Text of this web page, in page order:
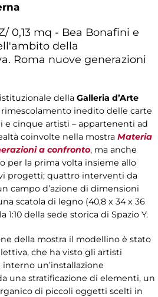
0,13 mq - Bea Bonafini e
della
Roma nuove generazioni
della Galleria d’Arte
inedito delle carte
e cinque artisti – appartenenti ad
coinvolte nella mostra Materia
a confronto, ma anche
per la prima volta insieme allo
progetti; quattro interventi da
campo d’azione di dimensioni
scatola di legno (40,8 x 34 x 36
1:10 della sede storica di Spazio Y.
della mostra il modellino è stato
che ha visto gli artisti
un’installazione
una stratificazione di elementi, un
di piccoli oggetti scelti in